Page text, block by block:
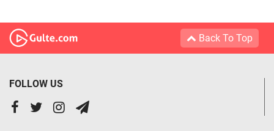
Back To Top
FOLLOW US